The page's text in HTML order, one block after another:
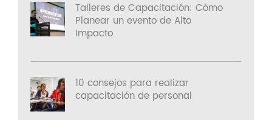
Talleres de Capacitación: Cómo
Planear un evento de Alto
Impacto
10 consejos para realizar
capacitación de personal